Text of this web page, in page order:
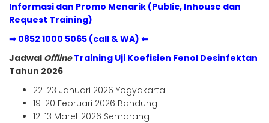
Informasi dan Promo Menarik (Public, Inhouse dan
Request Training)
⇒ 0852 1000 5065 (call & WA) ⇐
Jadwal OfflineTraining Uji Koefisien Fenol Desinfektan
Tahun 2026
22-23 Januari 2026 Yogyakarta
19-20 Februari 2026 Bandung
12-13 Maret 2026 Semarang